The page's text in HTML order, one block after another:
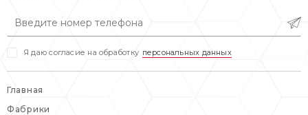
Я даю согласие на обработку персональных данных
Главная
Фабрики